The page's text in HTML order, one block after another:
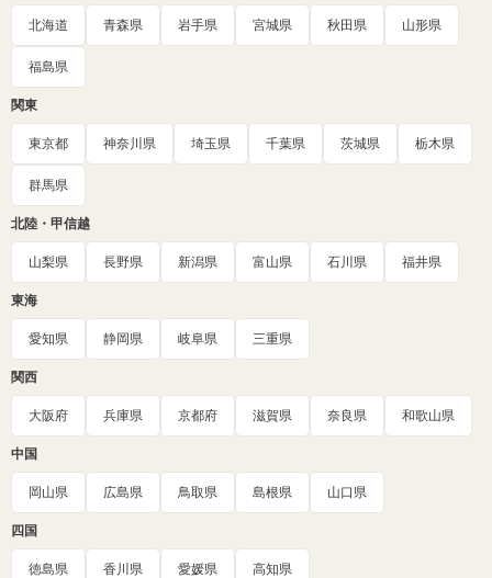
北海道 青森県 岩手県 宮城県 秋田県 山形県
福島県
関東
東京都 神奈川県 埼玉県 千葉県 茨城県 栃木県
群馬県
北陸・甲信越
山梨県 長野県 新潟県 富山県 石川県 福井県
東海
愛知県 静岡県 岐阜県 三重県
関西
大阪府 兵庫県 京都府 滋賀県 奈良県 和歌山県
中国
岡山県 広島県 鳥取県 島根県 山口県
四国
徳島県 香川県 愛媛県 高知県